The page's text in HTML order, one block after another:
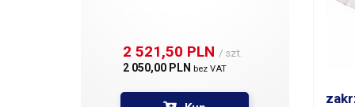
2 521,50 PLN / szt.
2 050,00 PLN bez VAT